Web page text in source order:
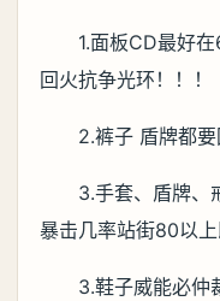
1.面板CD最好
回火抗争光环！！！
2.裤子 盾牌都要
3.手套、盾牌、
暴击几率站街80以上
3.鞋子威能必仲